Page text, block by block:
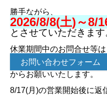
勝手ながら、
2026/8/8(土)～8/
とさせていただきます
休業期間中のお問合せ等は
お問い合わせフォーム
からお願いいたします。
8/17(月)の営業開始後に返